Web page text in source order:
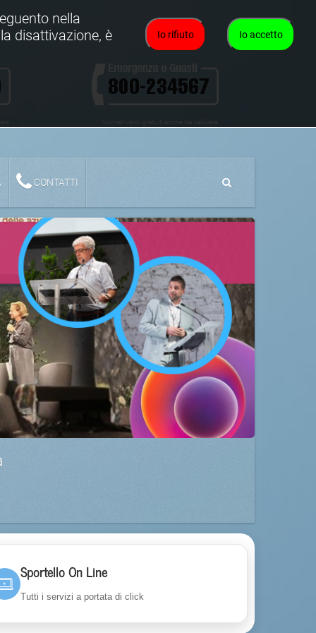
Numeri verdi gratuiti anche da cellulare
CONTATTI
Sportello On Line
Tutti i servizi a portata di click
Io accetto
Io rifiuto
nella
disattivazione, è